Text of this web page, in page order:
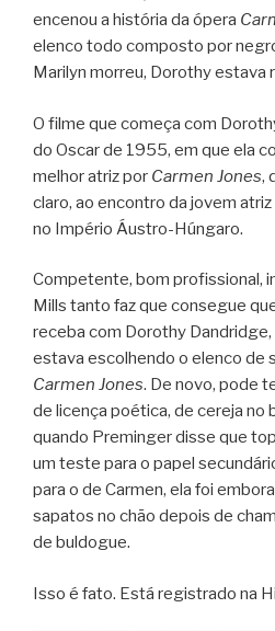
encenou a história da ópera
elenco todo composto por
Marilyn morreu, Dorothy estava
O filme que começa com
do Oscar de 1955, em que ela
melhor atriz por Carmen Jones,
claro, ao encontro da jovem
no Império Áustro-Húngaro.
Competente, bom profissional,
Mills tanto faz que consegue
receba com Dorothy Dandridge,
estava escolhendo o elenco de
Carmen Jones. De novo, pode
de licença poética, de cereja no
quando Preminger disse que
um teste para o papel
para o de Carmen, ela foi
sapatos no chão depois de
de buldogue.
Isso é fato. Está registrado na